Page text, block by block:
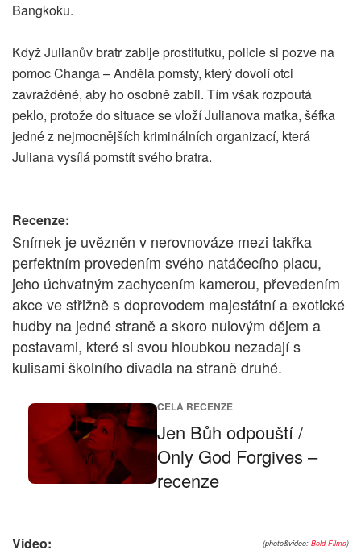
Bangkoku.
Když Julianův bratr zabije prostitutku, policie si pozve na
pomoc Changa – Anděla pomsty, který dovolí otci
zavražděné, aby ho osobně zabil. Tím však rozpoutá
peklo, protože do situace se vloží Julianova matka, šéfka
jedné z nejmocnějších kriminálních organizací, která
Juliana vysílá pomstít svého bratra.
Recenze:
Snímek je uvězněn v nerovnováze mezi takřka
perfektním provedením svého natáčecího placu,
jeho úchvatným zachycením kamerou, převedením
akce ve střižně s doprovodem majestátní a exotické
hudby na jedné straně a skoro nulovým dějem a
postavami, které si svou hloubkou nezadají s
kulisami školního divadla na straně druhé.
CELÁ RECENZE
Jen Bůh odpouští /
Only God Forgives –
recenze
(photo&video: Bold Films)
Video: